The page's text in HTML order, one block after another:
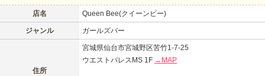
店名 Queen Bee(クイーンビー)
ジャンル ガールズバー
住所
宮城県仙台市宮城野区苦竹1-7-25
ウエストパレスMS 1F →MAP